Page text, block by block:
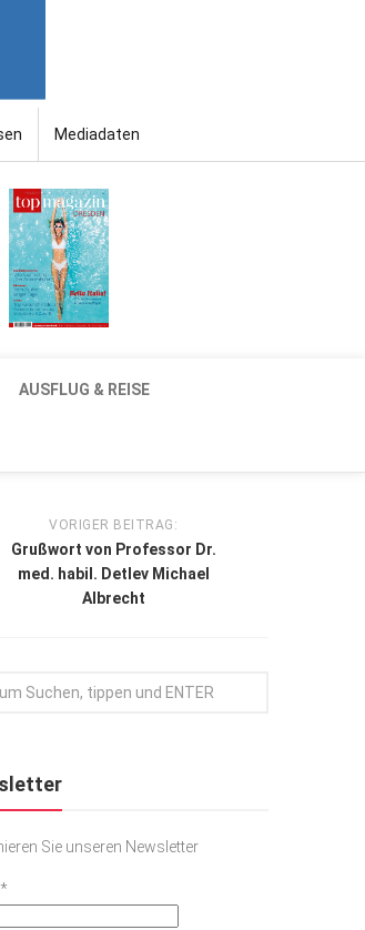
Mediadaten
AUSFLUG & REISE
VORIGER BEITRAG:
Grußwort von Professor Dr.
med. habil. Detlev Michael
Albrecht
Sie unseren Newsletter